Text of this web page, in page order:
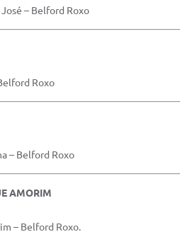
– Belford Roxo
Roxo
– Belford Roxo
AMORIM
– Belford Roxo.